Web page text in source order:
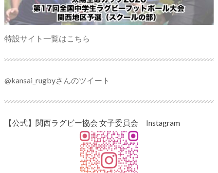
特設サイト一覧はこちら
@kansai_rugbyさんのツイート
【公式】関西ラグビー協会 女子委員会 Instagram